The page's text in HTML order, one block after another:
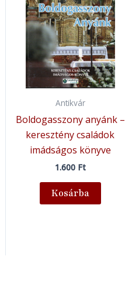
Antikvár
Boldogasszony anyánk –
keresztény családok
imádságos könyve
1.600 Ft
Kosárba